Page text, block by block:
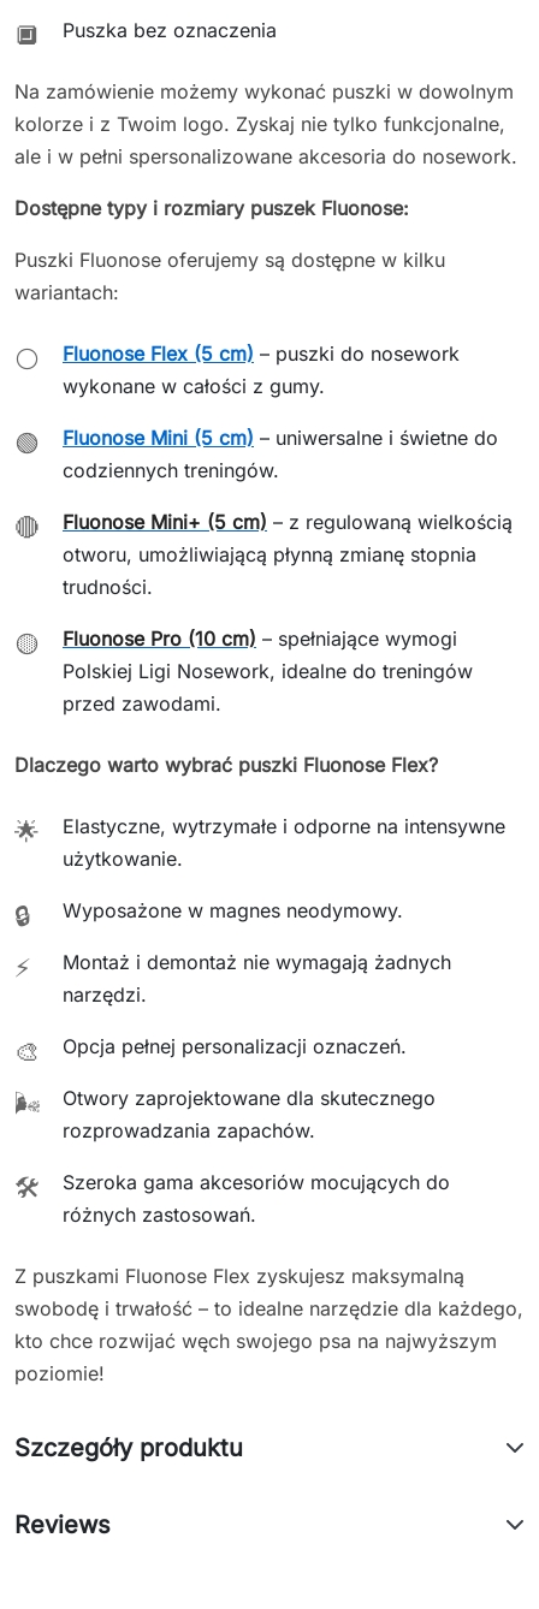
🔲 Puszka bez oznaczenia
Na zamówienie możemy wykonać puszki w dowolnym
kolorze i z Twoim logo. Zyskaj nie tylko funkcjonalne,
ale i w pełni spersonalizowane akcesoria do nosework.
Dostępne typy i rozmiary puszek Fluonose:
Puszki Fluonose oferujemy są dostępne w kilku
wariantach:
⚪ Fluonose Flex (5 cm) – puszki do nosework
wykonane w całości z gumy.
🟢 Fluonose Mini (5 cm) – uniwersalne i świetne do
codziennych treningów.
🔴 Fluonose Mini+ (5 cm) – z regulowaną wielkością
otworu, umożliwiającą płynną zmianę stopnia
trudności.
🟡 Fluonose Pro (10 cm) – spełniające wymogi
Polskiej Ligi Nosework, idealne do treningów
przed zawodami.
Dlaczego warto wybrać puszki Fluonose Flex?
🌟
Elastyczne, wytrzymałe i odporne na intensywne
użytkowanie.
🔒 Wyposażone w magnes neodymowy.
⚡
Montaż i demontaż nie wymagają żadnych
narzędzi.
🎨 Opcja pełnej personalizacji oznaczeń.
🌬️
Otwory zaprojektowane dla skutecznego
rozprowadzania zapachów.
🛠️
Szeroka gama akcesoriów mocujących do
różnych zastosowań.
Z puszkami Fluonose Flex zyskujesz maksymalną
swobodę i trwałość – to idealne narzędzie dla każdego,
kto chce rozwijać węch swojego psa na najwyższym
poziomie!
Szczegóły produktu
Reviews